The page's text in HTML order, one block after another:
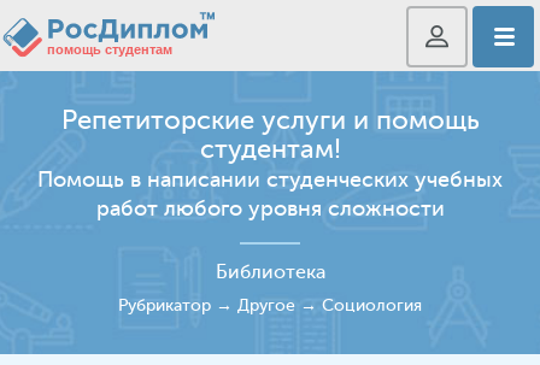
Репетиторские услуги и помощь
студентам!
Помощь в написании студенческих учебных
работ любого уровня сложности
Библиотека
Рубрикатор → Другое → Социология